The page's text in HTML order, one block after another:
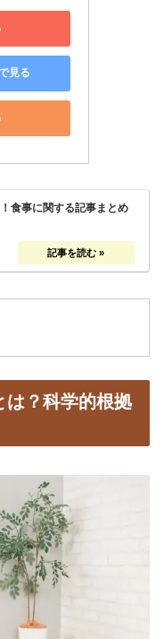
見る
食事に関する記事まとめ
は？科学的根拠